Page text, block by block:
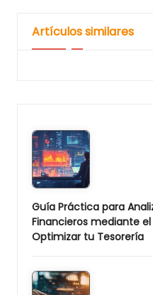
Artículos similares
Guía Práctica para
Financieros mediante
Optimizar tu Tesorería